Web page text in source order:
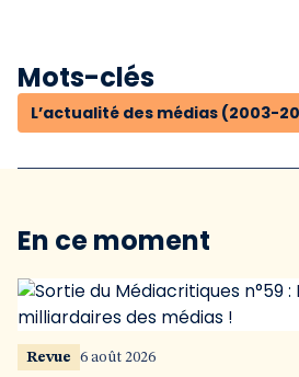
Mots-clés
L’actualité des médias (2003-
En ce moment
Revue 6 août 2026